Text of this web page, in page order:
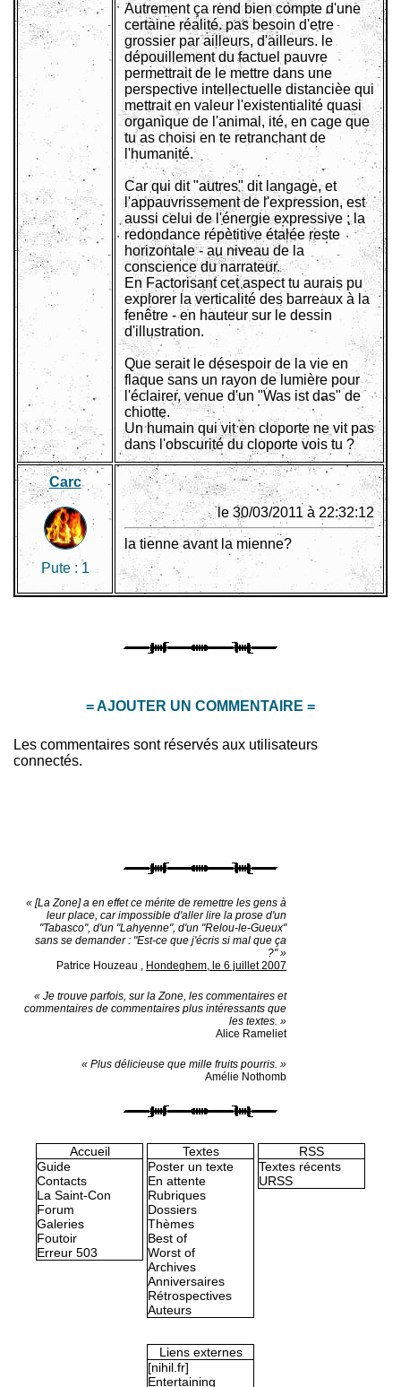
Autrement ça rend bien compte d'une
certaine réalité. pas besoin d'etre
grossier par ailleurs, d'ailleurs. le
dépouillement du factuel pauvre
permettrait de le mettre dans une
perspective intellectuelle distancièe qui
mettrait en valeur l'existentialité quasi
organique de l'animal, ité, en cage que
tu as choisi en te retranchant de
l'humanité.
Car qui dit "autres" dit langage, et
l'appauvrissement de l'expression, est
aussi celui de l'énergie expressive ; la
redondance répètitive étalée reste
horizontale - au niveau de la
conscience du narrateur.
En Factorisant cet aspect tu aurais pu
explorer la verticalité des barreaux à la
fenêtre - en hauteur sur le dessin
d'illustration.
Que serait le désespoir de la vie en
flaque sans un rayon de lumière pour
l'éclairer, venue d'un "Was ist das" de
chiotte.
Un humain qui vit en cloporte ne vit pas
dans l'obscurité du cloporte vois tu ?
Carc
Pute : 1
le 30/03/2011 à 22:32:12
la tienne avant la mienne?
= AJOUTER UN COMMENTAIRE =
Les commentaires sont réservés aux utilisateurs
connectés.
« [La Zone] a en effet ce mérite de remettre les gens à
leur place, car impossible d'aller lire la prose d'un
"Tabasco", d'un "Lahyenne", d'un "Relou-le-Gueux"
sans se demander : "Est-ce que j'écris si mal que ça
?" »
Patrice Houzeau , Hondeghem, le 6 juillet 2007
« Je trouve parfois, sur la Zone, les commentaires et
commentaires de commentaires plus intéressants que
les textes. »
Alice Rameliet
« Plus délicieuse que mille fruits pourris. »
Amélie Nothomb
Accueil
Guide
Contacts
La Saint-Con
Forum
Galeries
Foutoir
Erreur 503
Textes
Poster un texte
En attente
Rubriques
Dossiers
Thèmes
Best of
Worst of
Archives
Anniversaires
Rétrospectives
Auteurs
RSS
Textes récents
URSS
Liens externes
[nihil.fr]
Entertaining